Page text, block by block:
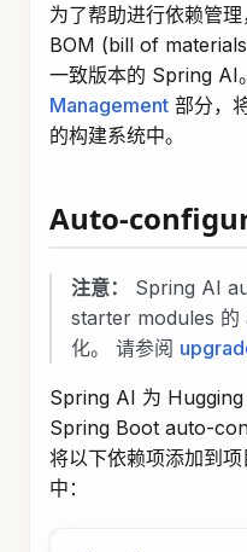
为了帮助进行依赖管
BOM (bill of
一致版本的 Spring AI
Management 部分，
的构建系统中。
Auto-
注意：
Spring AI
starter modules 的
化。 请参阅
Spring AI 为
Spring Boot auto-
将以下依赖项添加到
中：